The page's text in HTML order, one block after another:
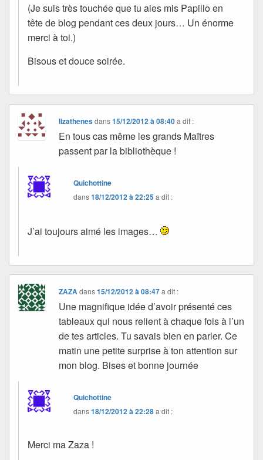
(Je suis très touchée que tu aies mis Papilio en
tête de blog pendant ces deux jours… Un énorme
merci à toi.)
Bisous et douce soirée.
lizathenesdans15/12/2012 à 08:40 a dit :
En tous cas même les grands Maïtres
passent par la bibliothèque !
Quichottine
dans18/12/2012 à 22:25a dit :
J’ai toujours aimé les images…
ZAZAdans15/12/2012 à 08:47 a dit :
Une magnifique idée d’avoir présenté ces
tableaux qui nous relient à chaque fois à l’un
de tes articles. Tu savais bien en parler. Ce
matin une petite surprise à ton attention sur
mon blog. Bises et bonne journée
Quichottine
dans18/12/2012 à 22:28a dit :
Merci ma Zaza !